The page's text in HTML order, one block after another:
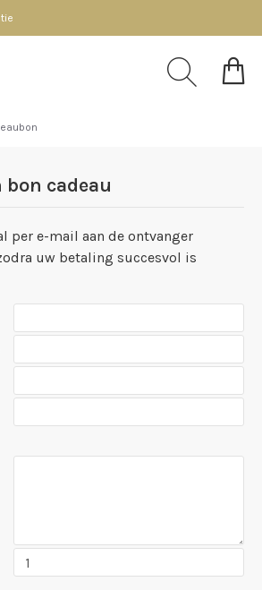
bon cadeau
per e-mail aan de ontvanger
uw betaling succesvol is